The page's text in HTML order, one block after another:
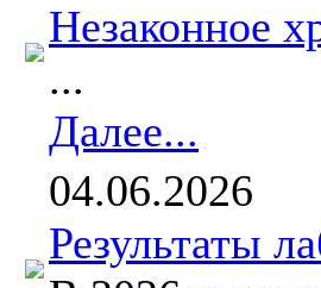
Незаконное
...
Далее...
04.06.2026
Результаты